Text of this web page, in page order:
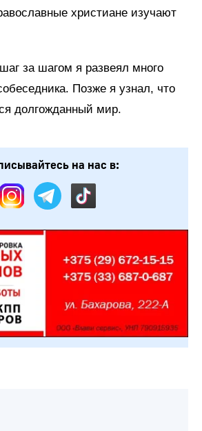
христиане изучают
за шагом я развеял много
Позже я узнал, что
долгожданный мир.
на нас в: